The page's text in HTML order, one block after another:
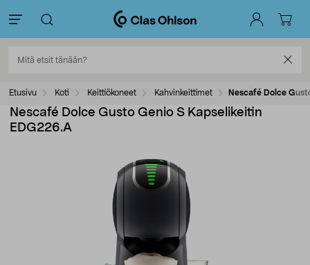
Etusivu Koti Keittiökoneet Kahvinkeittimet Nescafé Dolce
Nescafé Dolce Gusto Genio S Kapselikeitin
EDG226.A